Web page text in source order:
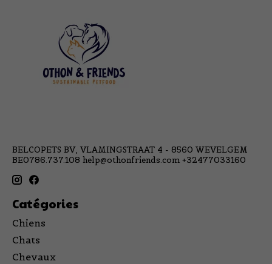
BELCOPETS BV, VLAMINGSTRAAT 4 - 8560 WEVELGEM
BE0786.737.108 help@othonfriends.com +32477033160
Catégories
Chiens
Chats
Chevaux